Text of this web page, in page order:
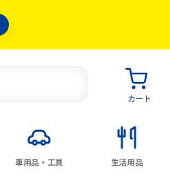
カート
車用品・工具 生活用品